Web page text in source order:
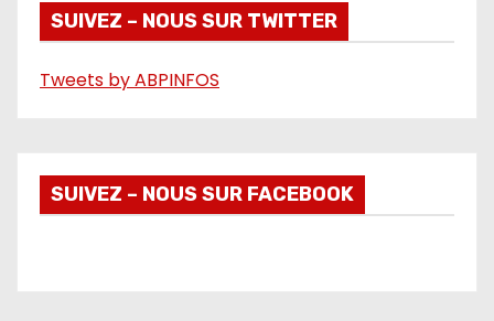
o
SUIVEZ – NOUS SUR TWITTER
Tweets by ABPINFOS
SUIVEZ – NOUS SUR FACEBOOK